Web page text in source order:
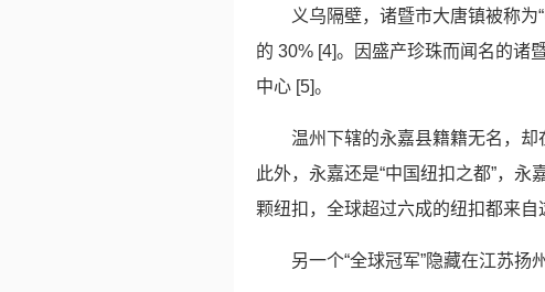
义乌隔壁，诸暨市大唐镇被称
的 30% [4]。因盛产珍珠而闻名的诸
中心 [5]。
温州下辖的永嘉县籍籍无名，却
此外，永嘉还是“中国纽扣之都”，
颗纽扣，全球超过六成的纽扣都来自
另一个“全球冠军”隐藏在江苏扬